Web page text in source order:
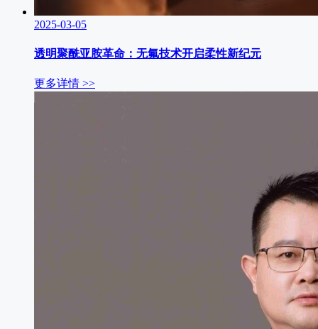
2025-03-05
透明聚酰亚胺革命：无氟技术开启柔性新纪元
更多详情 >>